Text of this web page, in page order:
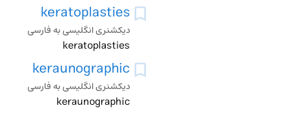
keratoplasties
دیکشنری انگلیسی به فارسی
keratoplasties
keraunographic
دیکشنری انگلیسی به فارسی
keraunographic